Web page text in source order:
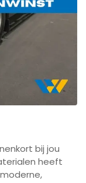
bij jou
heeft